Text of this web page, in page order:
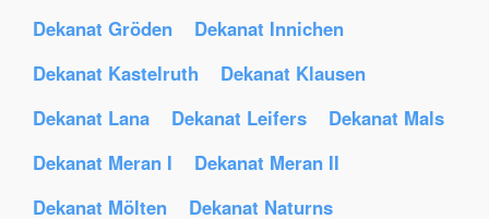
Dekanat Gröden
Dekanat Innichen
Dekanat Kastelruth
Dekanat Klausen
Dekanat Lana
Dekanat Leifers
Dekanat Mals
Dekanat Meran I
Dekanat Meran II
Dekanat Mölten
Dekanat Naturns